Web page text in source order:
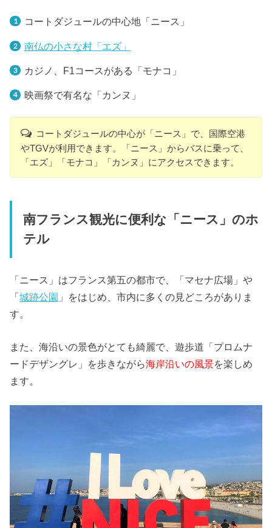
コートダジュールの中心地「ニース」
南仏の小さな村「エズ」
カジノ、F1コースがある「モナコ」
映画祭で有名な「カンヌ」
コートダジュールの中心が「ニース」で、国際空港
やTGVが利用できます。「ニース」からバスに乗って、
「エズ」「モナコ」「カンヌ」にアクセスできます。
南フランス観光に便利な「ニース」のホ
テル
「ニース」はフランス第五の都市で、「マセナ広場」や
「城跡公園 」をはじめ、市内に多くの見どころがありま
す。
また、海沿いの景色がとても綺麗で、遊歩道「プロムナ
ードデザングレ」を歩きながら海岸沿いの風景を楽しめ
ます。